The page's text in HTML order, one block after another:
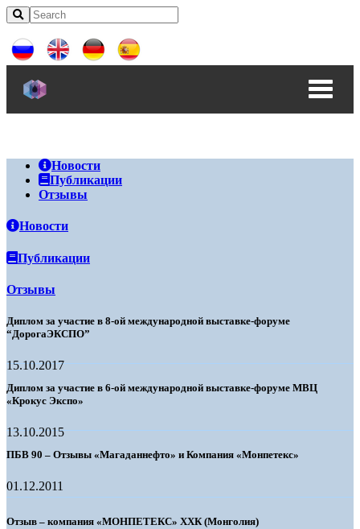
Новости
Публикации
Отзывы
Новости
Публикации
Отзывы
Диплом за участие в 8-ой международной выставке-форуме
“ДорогаЭКСПО”
15.10.2017
Диплом за участие в 6-ой международной выставке-форуме МВЦ
«Крокус Экспо»
13.10.2015
ПБВ 90 – Отзывы «Магаданнефто» и Компания «Монпетекс»
01.12.2011
Отзыв – компания «МОНПЕТЕКС» ХХК (Монголия)